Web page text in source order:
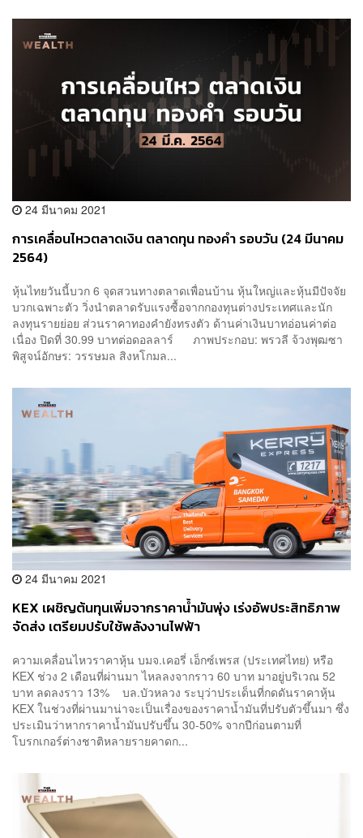
24 มีนาคม 2021
การเคลื่อนไหวตลาดเงิน ตลาดทุน ทองคำ รอบวัน (24 มีนาคม
2564)
หุ้นไทยวันนี้บวก 6 จุดสวนทางตลาดเพื่อนบ้าน หุ้นใหญ่และหุ้นมีปัจจัย
บวกเฉพาะตัว วิ่งนำตลาดรับแรงซื้อจากกองทุนต่างประเทศและนัก
ลงทุนรายย่อย ส่วนราคาทองคำยังทรงตัว ด้านค่าเงินบาทอ่อนค่าต่อ
เนื่อง ปิดที่ 30.99 บาทต่อดอลลาร์ ภาพประกอบ: พรวลี จ้วงพุฒซา
พิสูจน์อักษร: วรรษมล สิงหโกมล...
24 มีนาคม 2021
KEX เผชิญต้นทุนเพิ่มจากราคาน้ำมันพุ่ง เร่งอัพประสิทธิภาพ
จัดส่ง เตรียมปรับใช้พลังงานไฟฟ้า
ความเคลื่อนไหวราคาหุ้น บมจ.เคอรี่ เอ็กซ์เพรส (ประเทศไทย) หรือ
KEX ช่วง 2 เดือนที่ผ่านมา ไหลลงจากราว 60 บาท มาอยู่บริเวณ 52
บาท ลดลงราว 13% บล.บัวหลวง ระบุว่าประเด็นที่กดดันราคาหุ้น
KEX ในช่วงที่ผ่านมาน่าจะเป็นเรื่องของราคาน้ำมันที่ปรับตัวขึ้นมา ซึ่ง
ประเมินว่าหากราคาน้ำมันปรับขึ้น 30-50% จากปีก่อนตามที่
โบรกเกอร์ต่างชาติหลายรายคาดก...